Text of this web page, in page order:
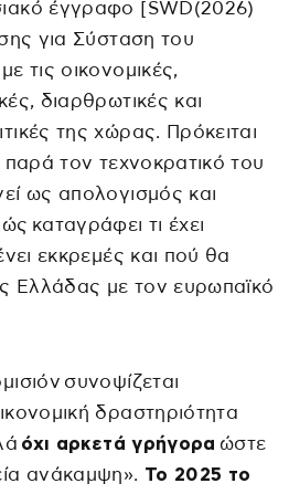
έγγραφο [SWD(2026)
για Σύσταση του
τις οικονομικές,
διαρθρωτικές και
της χώρας. Πρόκειται
παρά τον τεχνοκρατικό του
ως απολογισμός και
καταγράφει τι έχει
εκκρεμές και πού θα
Ελλάδας με τον ευρωπαϊκό
συνοψίζεται
δραστηριότητα
όχι αρκετά γρήγορα ώστε
ανάκαμψη». Το 2025 το